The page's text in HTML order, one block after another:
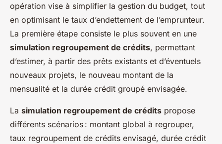
opération vise à simplifier la gestion du budget, tout
en optimisant le taux d’endettement de l’emprunteur.
La première étape consiste le plus souvent en une
simulation regroupement de crédits, permettant
d’estimer, à partir des prêts existants et d’éventuels
nouveaux projets, le nouveau montant de la
mensualité et la durée crédit groupé envisagée.
La simulation regroupement de crédits propose
différents scénarios : montant global à regrouper,
taux regroupement de crédits envisagé, durée crédit